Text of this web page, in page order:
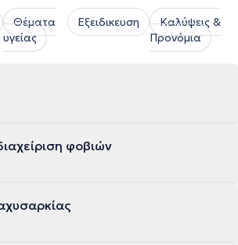
Θέματα
υγείας
Εξειδικευση
Καλύψεις &
Προνόμια
φοβιών